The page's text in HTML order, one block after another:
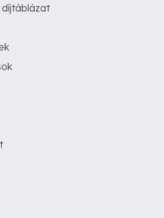
díjtáblázat